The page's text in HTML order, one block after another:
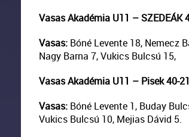
Vasas Akadémia U11 – SZEDEÁK
Vasas:Bóné Levente 18, Nemecz
Nagy Barna 7, Vukics Bulcsú 15,
Vasas Akadémia U11 – Pisek 40-21
Vasas:Bóné Levente 1, Buday
Vukics Bulcsú 10, Mejias Dávid 5.